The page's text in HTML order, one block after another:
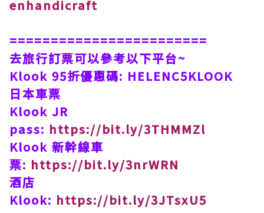
enhandicraft
========================
去旅行訂票可以參考以下平台~
Klook 95折優惠碼: HELENC5KLOOK
日本車票
Klook JR
pass: https://bit.ly/3THMMZl
Klook 新幹線車
票: https://bit.ly/3nrWRN
酒店
Klook: https://bit.ly/3JTsxU5